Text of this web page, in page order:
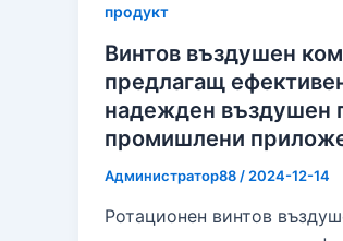
продукт
Винтов въздушен
предлагащ
надежден въздушен
промишлени
Администратор88 / 2024-12-14
Ротационен винтов